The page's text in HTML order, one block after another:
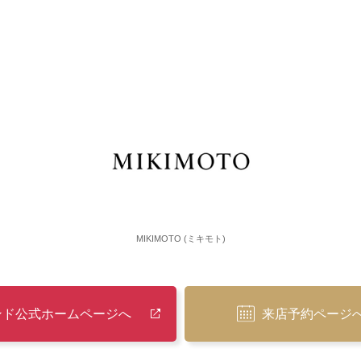
MIKIMOTO (ミキモト)
公式ホームページへ 来店予約ページ